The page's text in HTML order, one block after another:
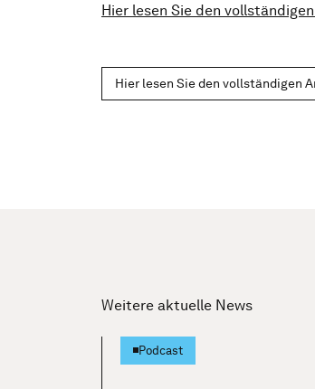
Hier lesen Sie den
Hier lesen Sie den vollständigen
Weitere aktuelle News
Podcast